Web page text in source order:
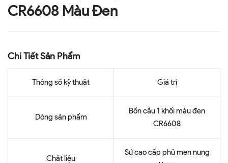
CR6608 Màu Đen
Chi Tiết Sản Phẩm
Thông số kỹ thuật Giá trị
Dòng sản phẩm
Bồn cầu 1 khối màu đen
CR6608
Chất liệu
Sứ cao cấp phủ men nung